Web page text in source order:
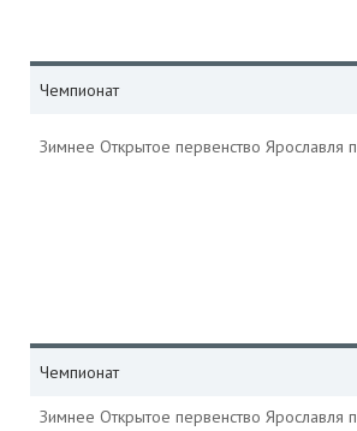
Чемпионат
Зимнее Открытое первенство
Чемпионат
Зимнее Открытое первенство